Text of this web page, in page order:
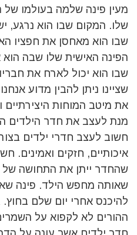
מעין פינה שלמה בעולמו של
שלו. המקום שבו הוא נרגע,
שבו הוא מאחסן את חפציו
הפינה האישית שלו שבה
שבו הוא יכול לארח את
שציינו ניתן להבין מדוע
את מיטב המוחות
מנת לעצב את חדר הילדים
חשוב לעצב חדרי ילדים
איכותיים, חזקים ואמינים.
שהחדר ייתן את התחושה של
שאותה מחפש הילד. פינה
להיכנס אחרי יום שלם
ההורים לא לקפוא על